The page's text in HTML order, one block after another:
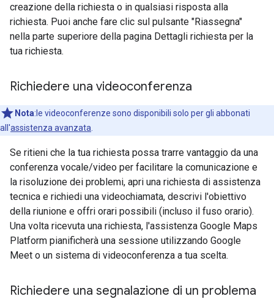
creazione della richiesta o in qualsiasi risposta alla
richiesta. Puoi anche fare clic sul pulsante "Riassegna"
nella parte superiore della pagina Dettagli richiesta per la
tua richiesta.
Richiedere una videoconferenza
Nota:le videoconferenze sono disponibili solo per gli abbonati
all'assistenza avanzata
Se ritieni che la tua richiesta possa trarre vantaggio da una
conferenza vocale/video per facilitare la comunicazione e
la risoluzione dei problemi, apri una richiesta di assistenza
tecnica e richiedi una videochiamata, descrivi l'obiettivo
della riunione e offri orari possibili (incluso il fuso orario).
Una volta ricevuta una richiesta, l'assistenza Google Maps
Platform pianificherà una sessione utilizzando Google
Meet o un sistema di videoconferenza a tua scelta.
Richiedere una segnalazione di un problema